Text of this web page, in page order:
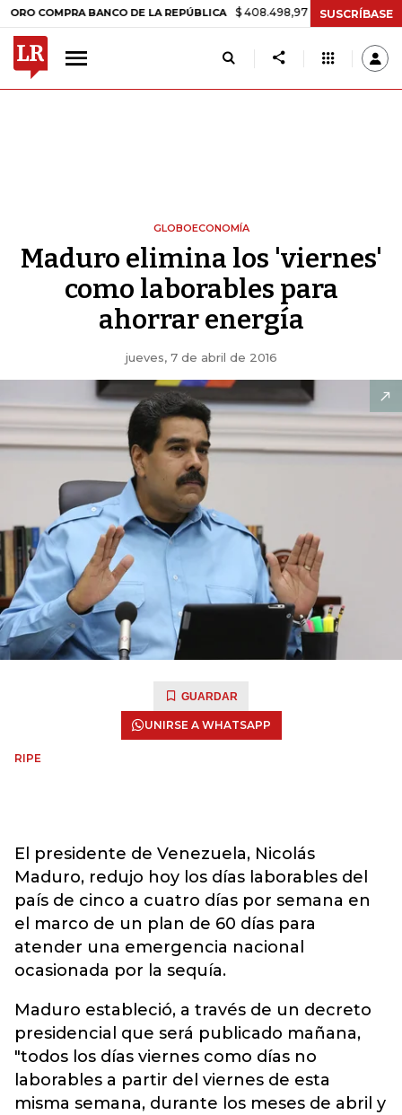
BANCO DE LA REPÚBLICA $ 408.498,97 +$ 8.753,81 +2,19%
SUSCRÍBASE
GLOBOECONOMÍA
Maduro elimina los 'viernes'
como laborables para
ahorrar energía
jueves, 7 de abril de 2016
GUARDAR
UNIRSE A WHATSAPP
RIPE
El presidente de Venezuela, Nicolás
Maduro, redujo hoy los días laborables del
país de cinco a cuatro días por semana en
el marco de un plan de 60 días para
atender una emergencia nacional
ocasionada por la sequía.
Maduro estableció, a través de un decreto
presidencial que será publicado mañana,
"todos los días viernes como días no
laborables a partir del viernes de esta
misma semana, durante los meses de abril y